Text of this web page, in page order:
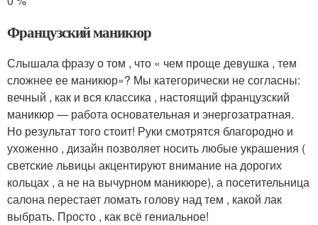
Французский маникюр
Слышала фразу о том , что « чем проще девушка , тем
сложнее ее маникюр»? Мы категорически не согласны:
вечный , как и вся классика , настоящий французский
маникюр — работа основательная и энергозатратная.
Но результат того стоит! Руки смотрятся благородно и
ухоженно , дизайн позволяет носить любые украшения (
светские львицы акцентируют внимание на дорогих
кольцах , а не на вычурном маникюре), а посетительница
салона перестает ломать голову над тем , какой лак
выбрать. Просто , как всё гениальное!